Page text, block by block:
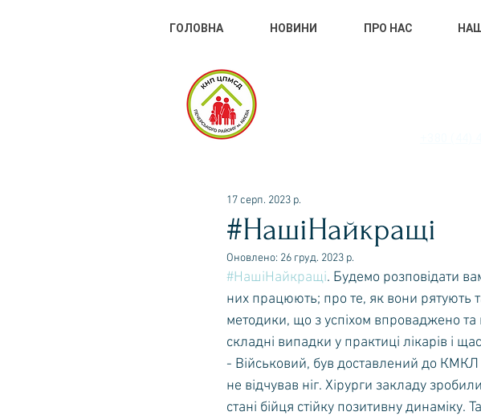
ГОЛОВНА НОВИНИ ПРО НАС
#НашіНайкращі
17 серп. 2023 р.
Оновлено: 26 груд. 2023 р.
#НашіНайкращі. Будемо розповідати
них працюють; про те, як вони рятують
методики, що з успіхом впроваджено
складні випадки у практиці лікарів і
- Військовий, був доставлений до КМКЛ
не відчував ніг. Хірурги закладу
стані бійця стійку позитивну